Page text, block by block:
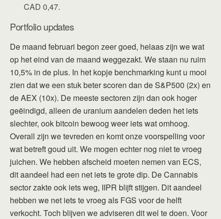
CAD 0,47.
Portfolio updates
De maand februari begon zeer goed, helaas zijn we wat
op het eind van de maand weggezakt. We staan nu ruim
10,5% in de plus. In het kopje benchmarking kunt u mooi
zien dat we een stuk beter scoren dan de S&P500 (2x) en
de AEX (10x). De meeste sectoren zijn dan ook hoger
geëindigd, alleen de uranium aandelen deden het iets
slechter, ook bitcoin bewoog weer iets wat omhoog.
Overall zijn we tevreden en komt onze voorspelling voor
wat betreft goud uit. We mogen echter nog niet te vroeg
juichen. We hebben afscheid moeten nemen van ECS,
dit aandeel had een net iets te grote dip. De Cannabis
sector zakte ook iets weg, IIPR blijft stijgen. Dit aandeel
hebben we net iets te vroeg als FGS voor de helft
verkocht. Toch blijven we adviseren dit wel te doen. Voor